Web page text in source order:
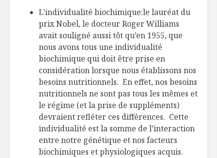
L’individualité biochimique:le lauréat du
prix Nobel, le docteur Roger Williams
avait souligné aussi tôt qu’en 1955, que
nous avons tous une individualité
biochimique qui doit être prise en
considération lorsque nous établissons nos
besoins nutritionnels. En effet, nos besoins
nutritionnels ne sont pas tous les mêmes et
le régime (et la prise de suppléments)
devraient refléter ces différences. Cette
individualité est la somme de l’interaction
entre notre génétique et nos facteurs
biochimiques et physiologiques acquis.